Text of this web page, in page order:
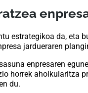
estrategikoa da, eta
jardueraren
enpresaren
horrek aholkularitza
du.